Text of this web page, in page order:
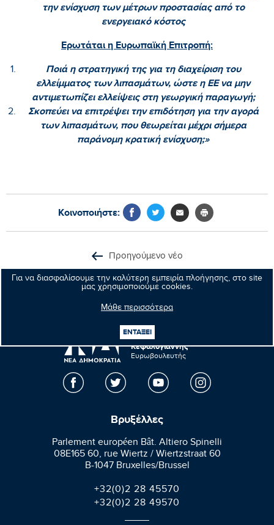
Για να διασφαλίσουμε την καλύτερη εμπειρία πλοήγησης, στο site
μας χρησιμοποιούμε cookies.
Μάθε περισσότερα
ΕΝΤΑΞΕΙ
την ενίσχυση των μέτρων προστασίας από το
ενεργειακό κόστος
Ερωτάται η Ευρωπαϊκή Επιτροπή:
Ποιά η στρατηγική της για τη διαχείριση του
ελλείμματος των λιπασμάτων, ώστε η ΕΕ να μην
αντιμετωπίζει ελλείψεις στη γεωργική παραγωγή;
Σκοπεύει να επιτρέψει την επιδότηση για την αγορά
των λιπασμάτων, που θεωρείται μέχρι σήμερα
παράνομη κρατική ενίσχυση;»
Κοινοποιήστε:
Προηγούμενο νέο
Επόμενο νέο
Μανώλης
Κεφαλογιάννης
Ευρωβουλευτής
Βρυξέλλες
Parlement européen Bât. Altiero Spinelli
08E165 60, rue Wiertz / Wiertzstraat 60
B-1047 Bruxelles/Brussel
+32(0)2 28 45570
+32(0)2 28 49570